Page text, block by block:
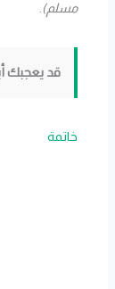
مسلم)
قد يعجبك
خاتمة